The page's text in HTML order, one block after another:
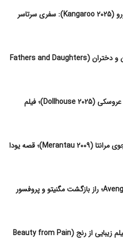
پیشنهاد فیلم کانگورو (Kangaroo 2025): سفری سرتاسر
پیشنهاد فیلم پدران و دختران (Fathers and Daughters
پیشنهاد فیلم خانه عروسکی (Dollhouse 2025)؛ فیلم
پیشنهاد فیلم جنگجوی مرانتا (Merantau 2009)؛ قصه یودا
Avengers: Doomsday؛ راز بازگشت مگنیتو و پروفسور
معرفی و داستان فیلم زیبایی از رنج (Beauty from Pain